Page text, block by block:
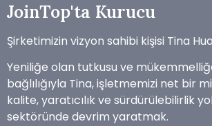
JoinTop'ta Kurucu
Şirketimizin vizyon sahibi kişisi Tina
Yeniliğe olan tutkusu ve
bağlılığıyla Tina, işletmemizi net bir
kalite, yaratıcılık ve sürdürülebilirlik
sektöründe devrim yaratmak.